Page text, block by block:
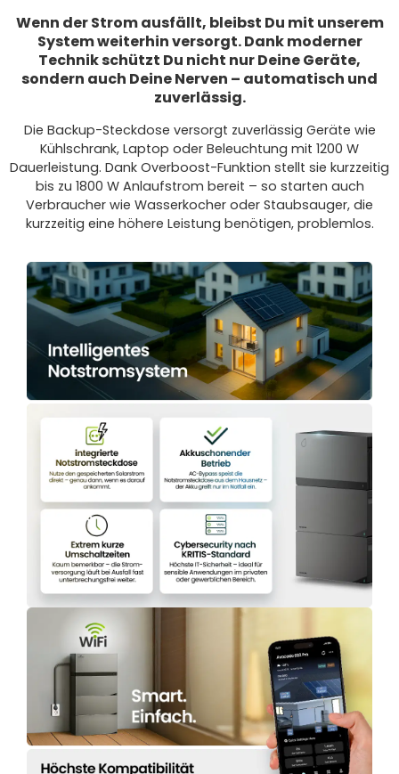
Wenn der Strom ausfällt, bleibst Du mit unserem
System weiterhin versorgt. Dank moderner
Technik schützt Du nicht nur Deine Geräte,
sondern auch Deine Nerven – automatisch und
zuverlässig.
Die Backup-Steckdose versorgt zuverlässig Geräte wie
Kühlschrank, Laptop oder Beleuchtung mit 1200 W
Dauerleistung. Dank Overboost-Funktion stellt sie kurzzeitig
bis zu 1800 W Anlaufstrom bereit – so starten auch
Verbraucher wie Wasserkocher oder Staubsauger, die
kurzzeitig eine höhere Leistung benötigen, problemlos.